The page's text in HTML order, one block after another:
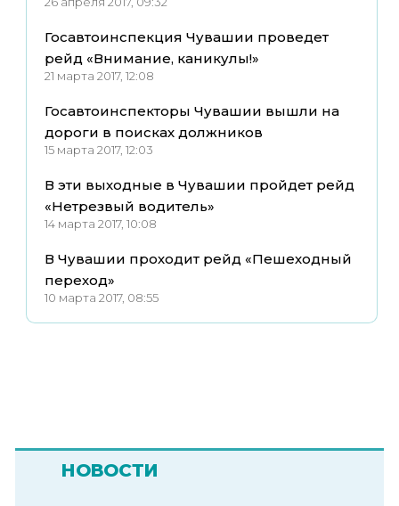
Госавтоинспекция Чувашии проведет
рейд «Внимание, каникулы!»
21 марта 2017, 12:08
Госавтоинспекторы Чувашии вышли на
дороги в поисках должников
15 марта 2017, 12:03
В эти выходные в Чувашии пройдет рейд
«Нетрезвый водитель»
14 марта 2017, 10:08
В Чувашии проходит рейд «Пешеходный
переход»
10 марта 2017, 08:55
НОВОСТИ